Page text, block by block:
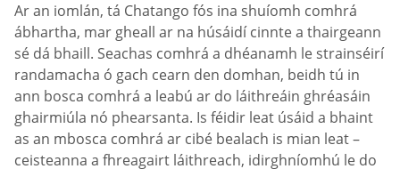
Ar an iomlán, tá Chatango fós ina shuíomh comhrá
ábhartha, mar gheall ar na húsáidí cinnte a thairgeann
sé dá bhaill. Seachas comhrá a dhéanamh le strainséirí
randamacha ó gach cearn den domhan, beidh tú in
ann bosca comhrá a leabú ar do láithreáin ghréasáin
ghairmiúla nó phearsanta. Is féidir leat úsáid a bhaint
as an mbosca comhrá ar cibé bealach is mian leat –
ceisteanna a fhreagairt láithreach, idirghníomhú le do